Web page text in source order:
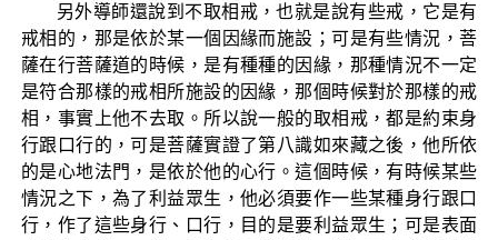
另外導師還說到不取相戒，也就是說有些戒，它是有
戒相的，那是依於某一個因緣而施設；可是有些情況，菩
薩在行菩薩道的時候，是有種種的因緣，那種情況不一定
是符合那樣的戒相所施設的因緣，那個時候對於那樣的戒
相，事實上他不去取。所以說一般的取相戒，都是約束身
行跟口行的，可是菩薩實證了第八識如來藏之後，他所依
的是心地法門，是依於他的心行。這個時候，有時候某些
情況之下，為了利益眾生，他必須要作一些某種身行跟口
行，作了這些身行、口行，目的是要利益眾生；可是表面